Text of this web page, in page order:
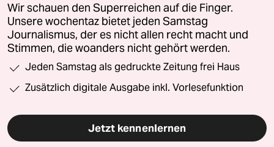
Wir schauen den Superreichen auf die Finger.
Unsere wochentaz bietet jeden Samstag
Journalismus, der es nicht allen recht macht und
Stimmen, die woanders nicht gehört werden.
Jeden Samstag als gedruckte Zeitung frei Haus
Zusätzlich digitale Ausgabe inkl. Vorlesefunktion
Jetzt kennenlernen